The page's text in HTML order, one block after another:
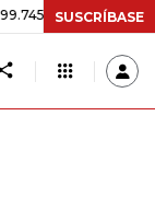
+$ 2.295,71 +0,58%
SUSCRÍBASE